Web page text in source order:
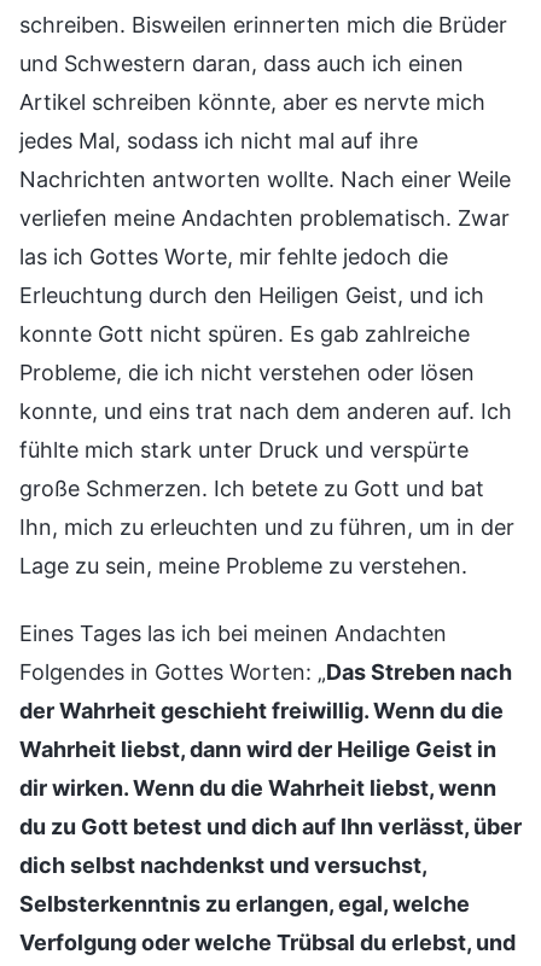
schreiben. Bisweilen erinnerten mich die Brüder
und Schwestern daran, dass auch ich einen
Artikel schreiben könnte, aber es nervte mich
jedes Mal, sodass ich nicht mal auf ihre
Nachrichten antworten wollte. Nach einer Weile
verliefen meine Andachten problematisch. Zwar
las ich Gottes Worte, mir fehlte jedoch die
Erleuchtung durch den Heiligen Geist, und ich
konnte Gott nicht spüren. Es gab zahlreiche
Probleme, die ich nicht verstehen oder lösen
konnte, und eins trat nach dem anderen auf. Ich
fühlte mich stark unter Druck und verspürte
große Schmerzen. Ich betete zu Gott und bat
Ihn, mich zu erleuchten und zu führen, um in der
Lage zu sein, meine Probleme zu verstehen.
Eines Tages las ich bei meinen Andachten
Folgendes in Gottes Worten: „Das Streben nach
der Wahrheit geschieht freiwillig. Wenn du die
Wahrheit liebst, dann wird der Heilige Geist in
dir wirken. Wenn du die Wahrheit liebst, wenn
du zu Gott betest und dich auf Ihn verlässt, über
dich selbst nachdenkst und versuchst,
Selbsterkenntnis zu erlangen, egal, welche
Verfolgung oder welche Trübsal du erlebst, und